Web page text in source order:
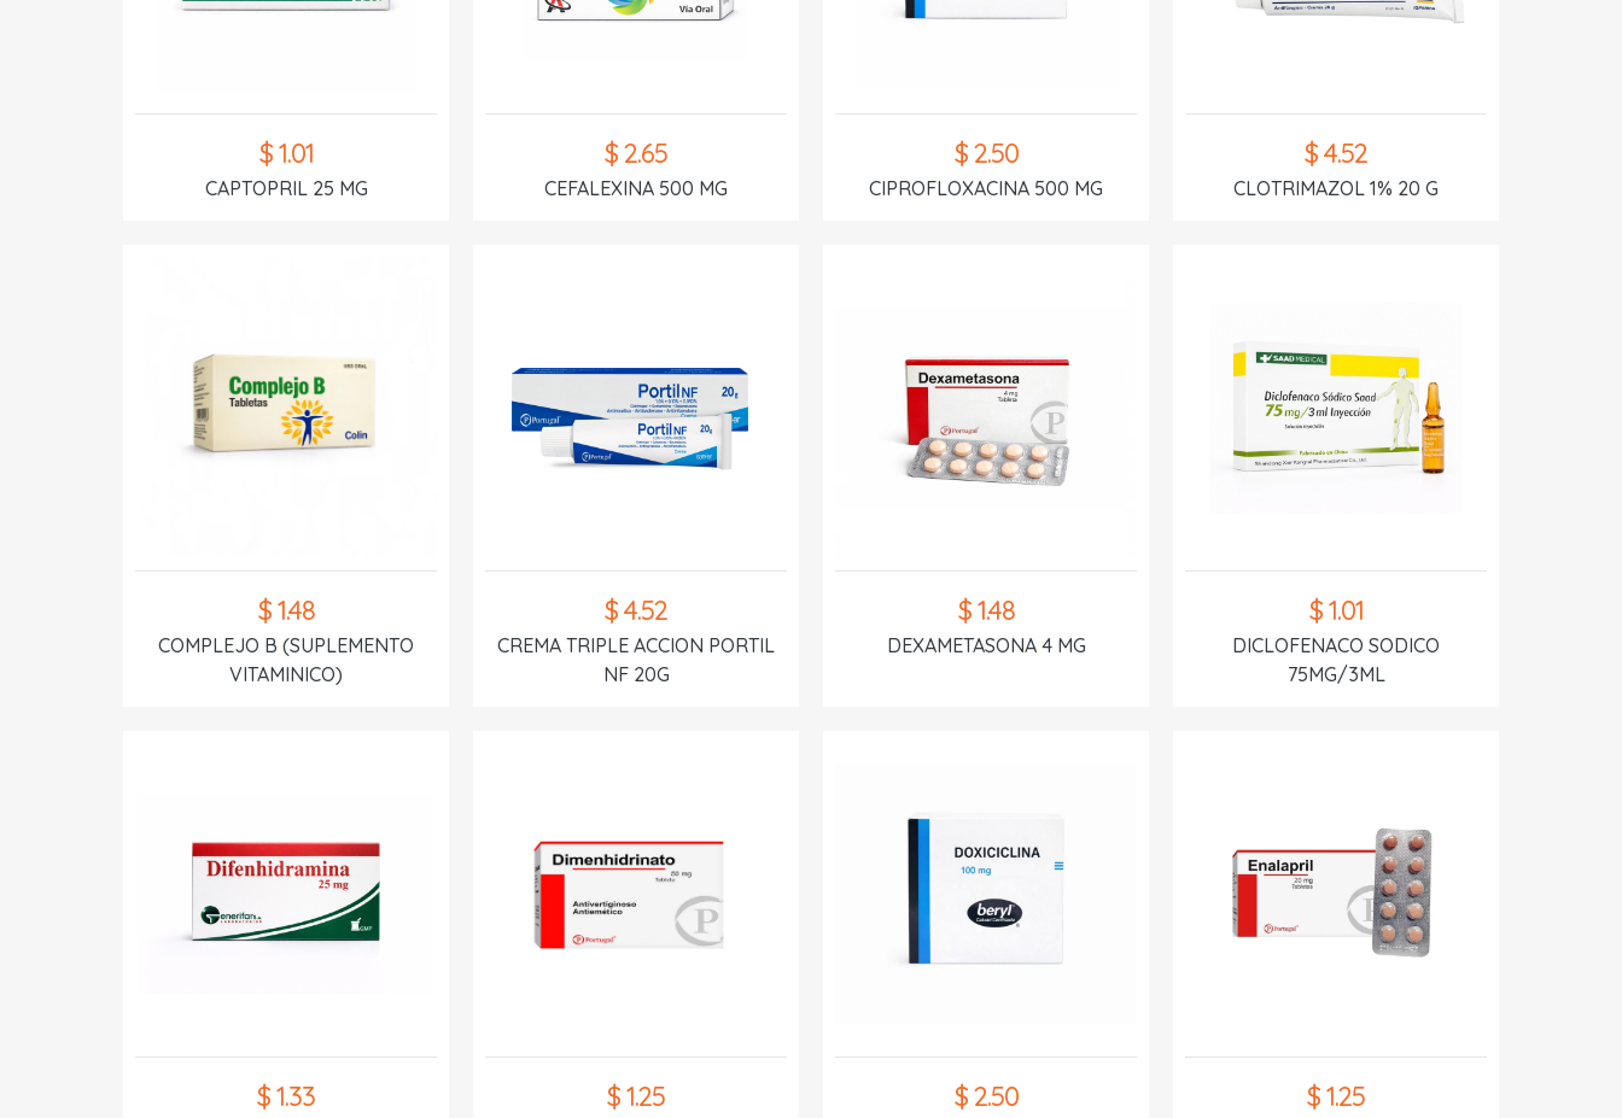
$ 1.01
CAPTOPRIL 25 MG
$ 2.65
CEFALEXINA 500 MG
$ 2.50
CIPROFLOXACINA 500 MG
$ 4.52
CLOTRIMAZOL 1% 20 G
$ 1.48
COMPLEJO B (SUPLEMENTO
VITAMINICO)
$ 4.52
CREMA TRIPLE ACCION PORTIL
NF 20G
$ 1.48
DEXAMETASONA 4 MG
$ 1.01
DICLOFENACO SODICO
75MG/3ML
$ 1.33 $ 1.25 $ 2.50 $ 1.25